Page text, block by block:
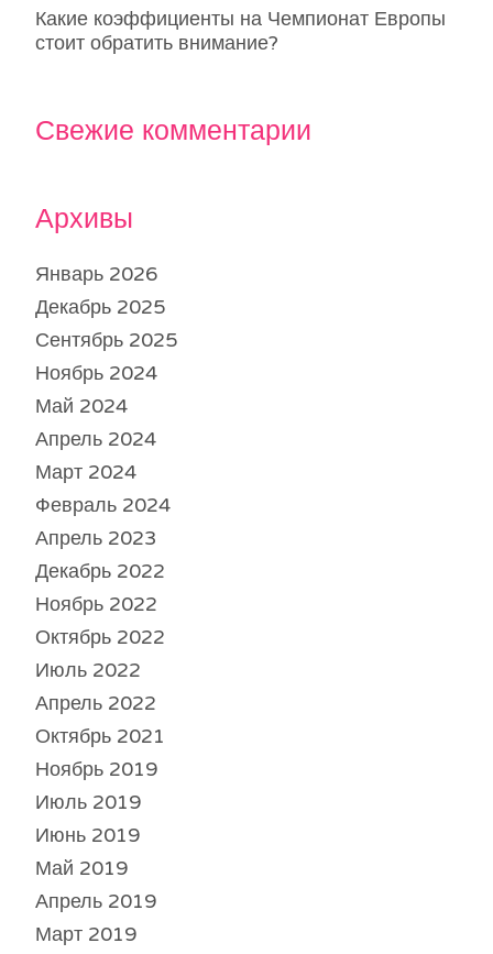
Какие коэффициенты на Чемпионат Европы
стоит обратить внимание?
Свежие комментарии
Архивы
Январь 2026
Декабрь 2025
Сентябрь 2025
Ноябрь 2024
Май 2024
Апрель 2024
Март 2024
Февраль 2024
Апрель 2023
Декабрь 2022
Ноябрь 2022
Октябрь 2022
Июль 2022
Апрель 2022
Октябрь 2021
Ноябрь 2019
Июль 2019
Июнь 2019
Май 2019
Апрель 2019
Март 2019